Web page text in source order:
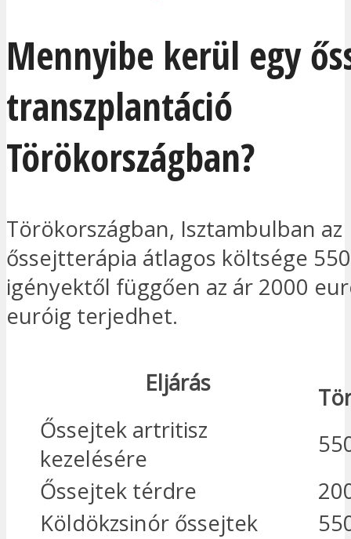
Mennyibe kerül egy
transzplantáció
Törökországban?
Törökországban, Isztambulban az
őssejtterápia átlagos költsége
igényektől függően az ár 2000
euróig terjedhet.
Eljárás
Őssejtek artritisz
kezelésére
Őssejtek térdre
Köldökzsinór őssejtek